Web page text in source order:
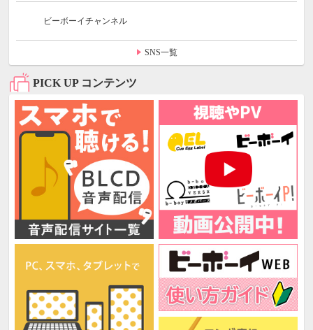
ビーボーイチャンネル
SNS一覧
PICK UP コンテンツ